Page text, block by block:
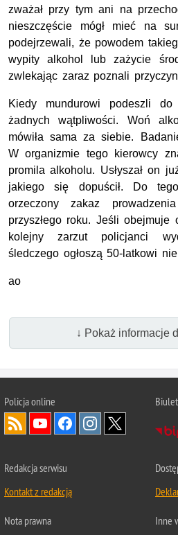
zważał przy tym ani na
nieszczęście mógł mieć na
podejrzewali, że powodem
wypity alkohol lub zażycie
zwlekając zaraz poznali
Kiedy mundurowi podeszli
żadnych wątpliwości. Woń
mówiła sama za siebie.
W organizmie tego kierowcy
promila alkoholu. Usłyszał on
jakiego się dopuścił. Do
orzeczony zakaz
przyszłego roku. Jeśli obejmuje
kolejny zarzut policjanci
śledczego ogłoszą 50-latkowi
ao
↓ Pokaż informacje
Policja online
Redakcja serwisu
Kontakt z redakcją
Nota prawna
Inne